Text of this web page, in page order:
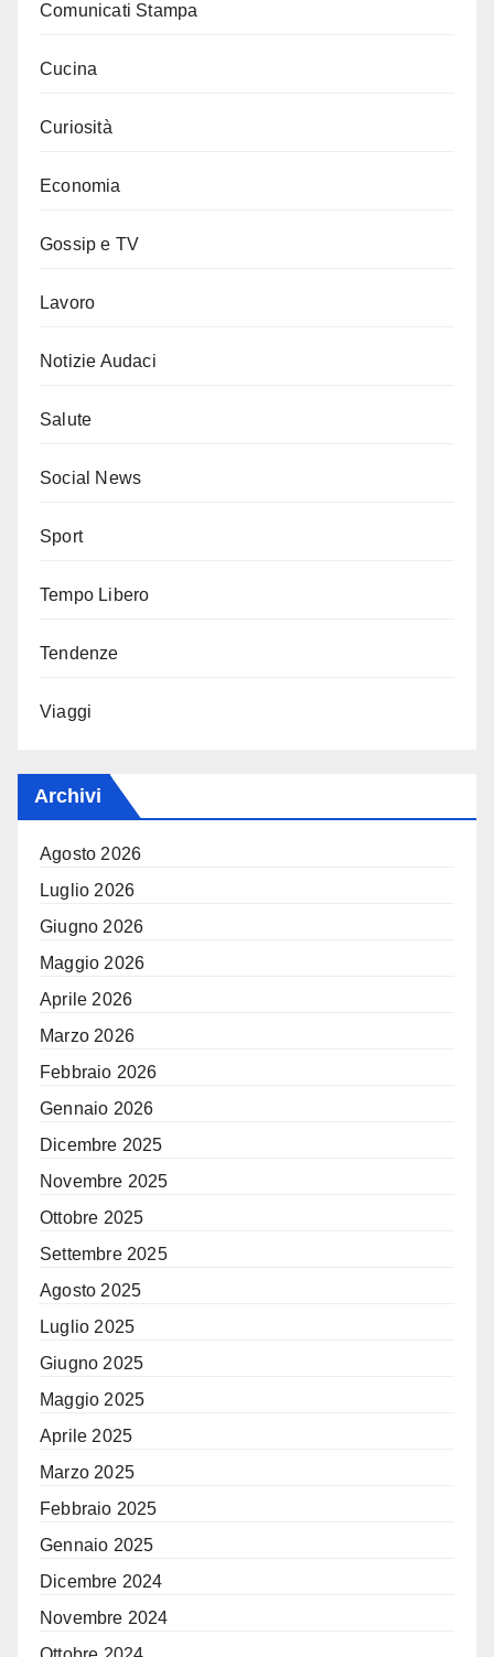
Comunicati Stampa
Cucina
Curiosità
Economia
Gossip e TV
Lavoro
Notizie Audaci
Salute
Social News
Sport
Tempo Libero
Tendenze
Viaggi
Archivi
Agosto 2026
Luglio 2026
Giugno 2026
Maggio 2026
Aprile 2026
Marzo 2026
Febbraio 2026
Gennaio 2026
Dicembre 2025
Novembre 2025
Ottobre 2025
Settembre 2025
Agosto 2025
Luglio 2025
Giugno 2025
Maggio 2025
Aprile 2025
Marzo 2025
Febbraio 2025
Gennaio 2025
Dicembre 2024
Novembre 2024